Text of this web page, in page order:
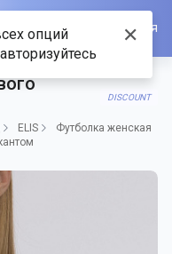
Зарегистрироваться
DISCOUNT
ELIS
Футболка женская
опций
✕